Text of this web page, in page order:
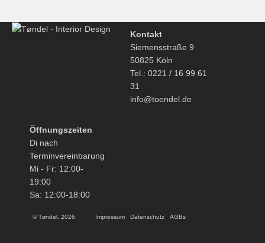
Kontakt
Siemensstraße 9
50825 Köln
Tel.: 0221 / 16 99 61
31
info@toendel.de
Öffnungszeiten
Di nach
Terminvereinbarung
Mi - Fr: 12:00-
19:00
Sa: 12:00-18:00
© Tøndel, 2026 Impressum Datenschutz AGBs